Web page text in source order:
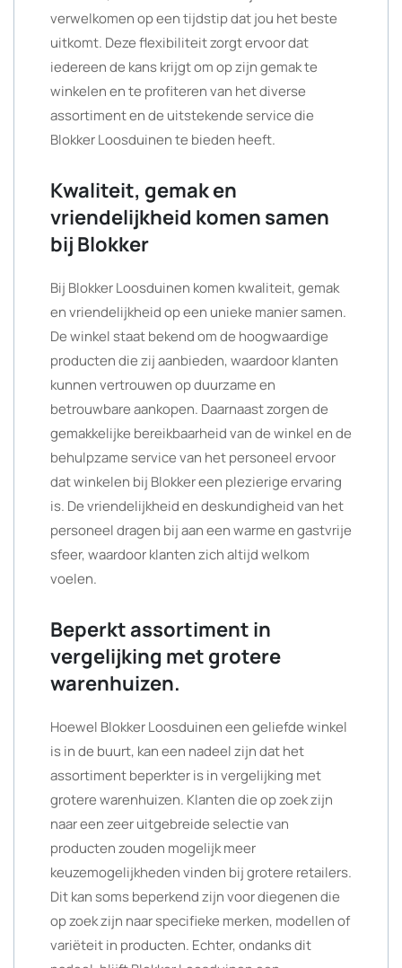
verwelkomen op een tijdstip dat jou het beste
uitkomt. Deze flexibiliteit zorgt ervoor dat
iedereen de kans krijgt om op zijn gemak te
winkelen en te profiteren van het diverse
assortiment en de uitstekende service die
Blokker Loosduinen te bieden heeft.
Kwaliteit, gemak en
vriendelijkheid komen samen
bij Blokker
Bij Blokker Loosduinen komen kwaliteit, gemak
en vriendelijkheid op een unieke manier samen.
De winkel staat bekend om de hoogwaardige
producten die zij aanbieden, waardoor klanten
kunnen vertrouwen op duurzame en
betrouwbare aankopen. Daarnaast zorgen de
gemakkelijke bereikbaarheid van de winkel en de
behulpzame service van het personeel ervoor
dat winkelen bij Blokker een plezierige ervaring
is. De vriendelijkheid en deskundigheid van het
personeel dragen bij aan een warme en gastvrije
sfeer, waardoor klanten zich altijd welkom
voelen.
Beperkt assortiment in
vergelijking met grotere
warenhuizen.
Hoewel Blokker Loosduinen een geliefde winkel
is in de buurt, kan een nadeel zijn dat het
assortiment beperkter is in vergelijking met
grotere warenhuizen. Klanten die op zoek zijn
naar een zeer uitgebreide selectie van
producten zouden mogelijk meer
keuzemogelijkheden vinden bij grotere retailers.
Dit kan soms beperkend zijn voor diegenen die
op zoek zijn naar specifieke merken, modellen of
variëteit in producten. Echter, ondanks dit